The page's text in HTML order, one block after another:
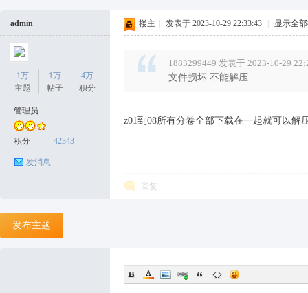
admin
1万
主题
1万
帖子
4万
积分
管理员
积分 42343
发消息
楼主 发表于 2023-10-29 22:33:43 显示全
1883299449 发表于 2023-10-29
文件损坏 不能解压
z01到08所有分卷全部下载在一起就可以解
回复
发布主题